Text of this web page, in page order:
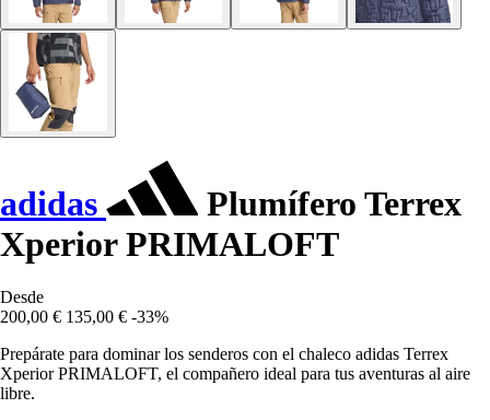
adidas
Plumífero Terrex
Xperior PRIMALOFT
Desde
200,00 € 135,00 € -33%
Prepárate para dominar los senderos con el chaleco adidas Terrex
Xperior PRIMALOFT, el compañero ideal para tus aventuras al aire
libre.